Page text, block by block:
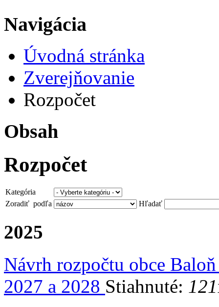
Navigácia
Úvodná stránka
Zverejňovanie
Rozpočet
Obsah
Rozpočet
Kategória
Zoradiť podľa
Hľadať
2025
Návrh rozpočtu obce
2027 a 2028 Stiahnuté: 121